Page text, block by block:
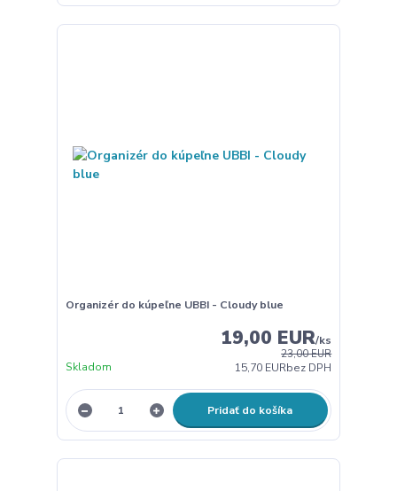
Organizér do kúpeľne UBBI - Cloudy blue
23,00 EUR
19,00 EUR/ks
15,70 EURbez DPH
Skladom
Pridať do košíka